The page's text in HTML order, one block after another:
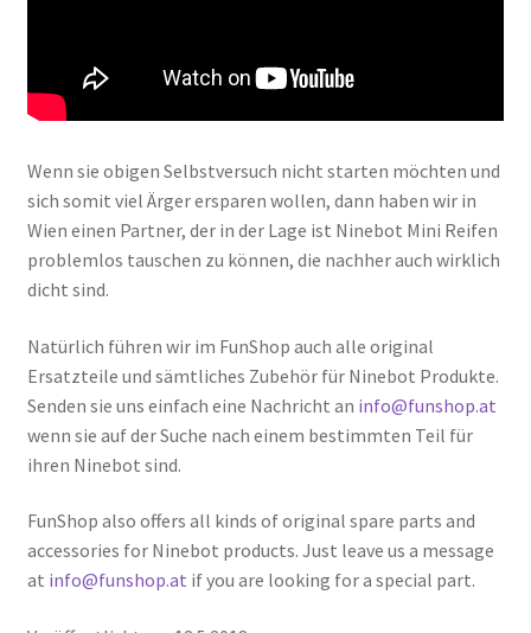
Wenn sie obigen Selbstversuch nicht starten möchten und
sich somit viel Ärger ersparen wollen, dann haben wir in
Wien einen Partner, der in der Lage ist Ninebot Mini Reifen
problemlos tauschen zu können, die nachher auch wirklich
dicht sind.
Natürlich führen wir im FunShop auch alle original
Ersatzteile und sämtliches Zubehör für Ninebot Produkte.
Senden sie uns einfach eine Nachricht an info@funshop.at
wenn sie auf der Suche nach einem bestimmten Teil für
ihren Ninebot sind.
FunShop also offers all kinds of original spare parts and
accessories for Ninebot products. Just leave us a message
at info@funshop.at if you are looking for a special part.